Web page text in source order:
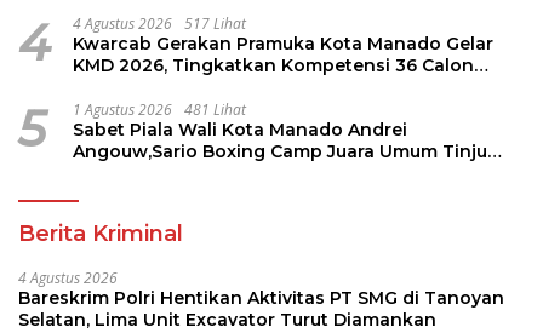
4 4 Agustus 2026 517 Lihat
Kwarcab Gerakan Pramuka Kota Manado Gelar
KMD 2026, Tingkatkan Kompetensi 36 Calon
5 1 Agustus 2026 481 Lihat
Sabet Piala Wali Kota Manado Andrei
Angouw,Sario Boxing Camp Juara Umum Tinju
Berita Kriminal
4 Agustus 2026
Bareskrim Polri Hentikan Aktivitas PT SMG di Tanoyan
Selatan, Lima Unit Excavator Turut Diamankan